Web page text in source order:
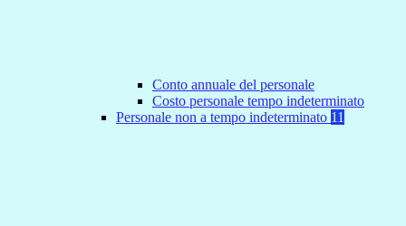
Conto annuale del personale
Costo personale tempo indeterminato
Personale non a tempo indeterminato 11